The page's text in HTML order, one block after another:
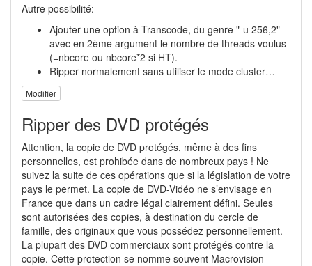
Autre possibilité:
Ajouter une option à Transcode, du genre "-u 256,2"
avec en 2ème argument le nombre de threads voulus
(=nbcore ou nbcore*2 si HT).
Ripper normalement sans utiliser le mode cluster…
Modifier
Ripper des DVD protégés
Attention, la copie de DVD protégés, même à des fins
personnelles, est prohibée dans de nombreux pays ! Ne
suivez la suite de ces opérations que si la législation de votre
pays le permet. La copie de DVD-Vidéo ne s’envisage en
France que dans un cadre légal clairement défini. Seules
sont autorisées des copies, à destination du cercle de
famille, des originaux que vous possédez personnellement.
La plupart des DVD commerciaux sont protégés contre la
copie. Cette protection se nomme souvent Macrovision